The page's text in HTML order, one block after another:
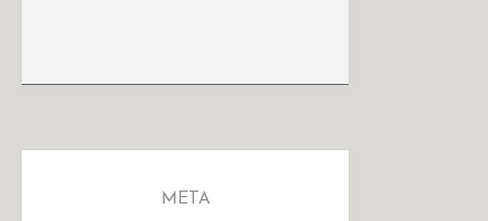
META